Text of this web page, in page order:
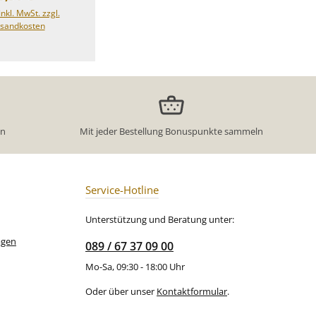
exotischen
und einem
Flamingo“
und kalt ein
für sonnige
oder
kandierte
MwSt. zzgl.
Mit jeder Bestellung Bonuspunkte sammeln
Service-Hotline
Unterstützung und Beratung unter:
089 / 67 37 09 00
Mo-Sa, 09:30 - 18:00 Uhr
Oder über unser Kontaktformular.